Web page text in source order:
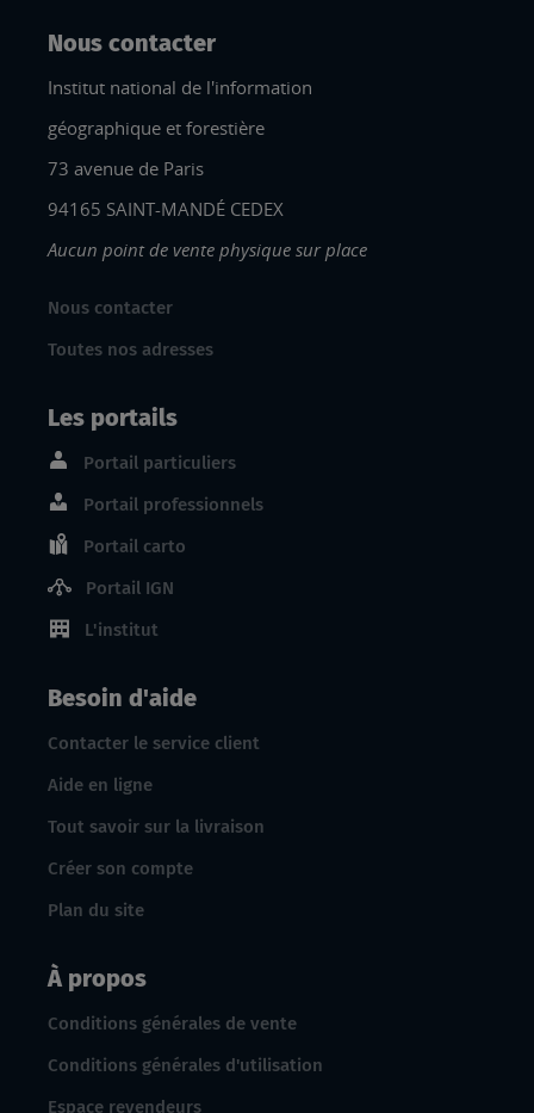
Nous contacter
Institut national de l'information
géographique et forestière
73 avenue de Paris
94165 SAINT-MANDÉ CEDEX
Aucun point de vente physique sur place
Nous contacter
Toutes nos adresses
Les portails
Portail particuliers
Portail professionnels
Portail carto
Portail IGN
L'institut
Besoin d'aide
Contacter le service client
Aide en ligne
Tout savoir sur la livraison
Créer son compte
Plan du site
À propos
Conditions générales de vente
Conditions générales d'utilisation
Espace revendeurs